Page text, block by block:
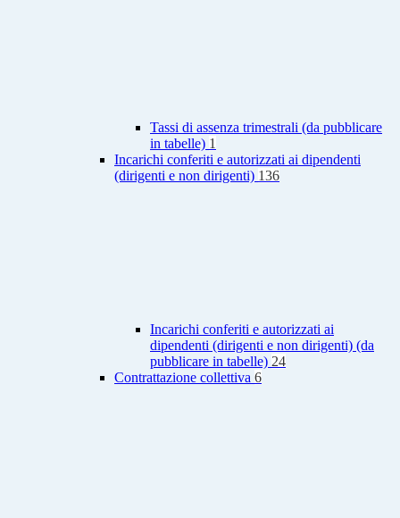
Tassi di assenza trimestrali (da pubblicare
in tabelle) 1
Incarichi conferiti e autorizzati ai dipendenti
(dirigenti e non dirigenti) 136
Incarichi conferiti e autorizzati ai
dipendenti (dirigenti e non dirigenti) (da
pubblicare in tabelle) 24
Contrattazione collettiva 6